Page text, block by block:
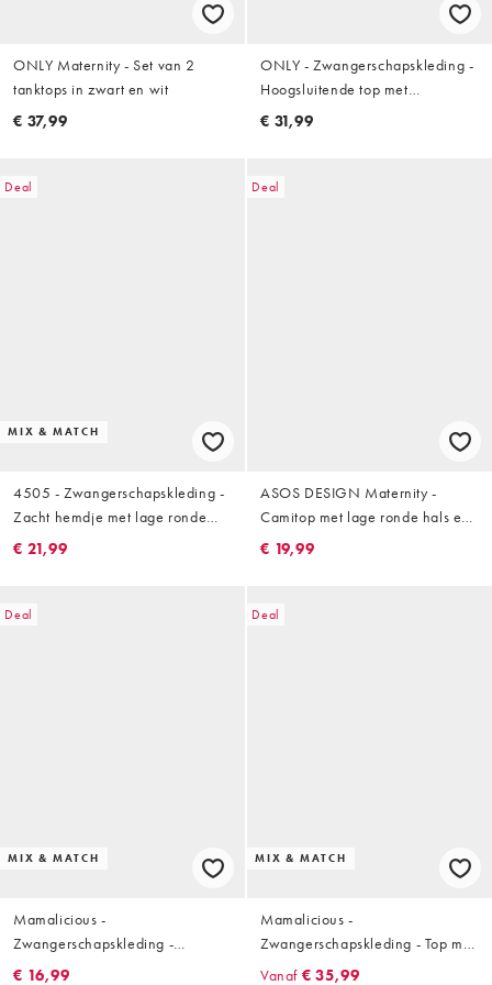
ONLY Maternity - Set van 2
tanktops in zwart en wit
€ 37,99
ONLY - Zwangerschapskleding -
Hoogsluitende top met
geschulpte rand in zwart
€ 31,99
Deal
MIX & MATCH
4505 - Zwangerschapskleding -
Zacht hemdje met lage ronde
hals, ingebouwde bh en
€ 21,99
Deal
ASOS DESIGN Maternity -
Camitop met lage ronde hals en
peplum in bruin
€ 19,99
Deal
MIX & MATCH
Mamalicious -
Zwangerschapskleding -
Gestreepte seersucker top met
€ 16,99
Deal
MIX & MATCH
Mamalicious -
Zwangerschapskleding - Top met
gesmokte buste, korte mouwen
Vanaf € 35,99